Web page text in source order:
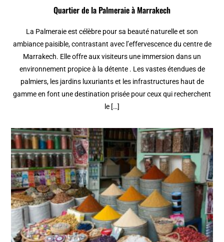
Quartier de la Palmeraie à Marrakech
La Palmeraie est célèbre pour sa beauté naturelle et son
ambiance paisible, contrastant avec l’effervescence du centre de
Marrakech. Elle offre aux visiteurs une immersion dans un
environnement propice à la détente . Les vastes étendues de
palmiers, les jardins luxuriants et les infrastructures haut de
gamme en font une destination prisée pour ceux qui recherchent
le […]